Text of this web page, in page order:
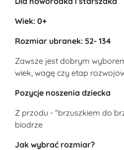
Wiek: 0+
Rozmiar ubranek: 52- 134
Zawsze jest dobrym
wiek, wagę czy etap
Pozycje noszenia dziecka
Z przodu - “brzuszkiem do
biodrze
Jak wybrać rozmiar?